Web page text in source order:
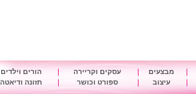
מבצעים עסקים וקריירה הורים וילדים
עיצוב ספורט וכושר תזונה ודיאטה